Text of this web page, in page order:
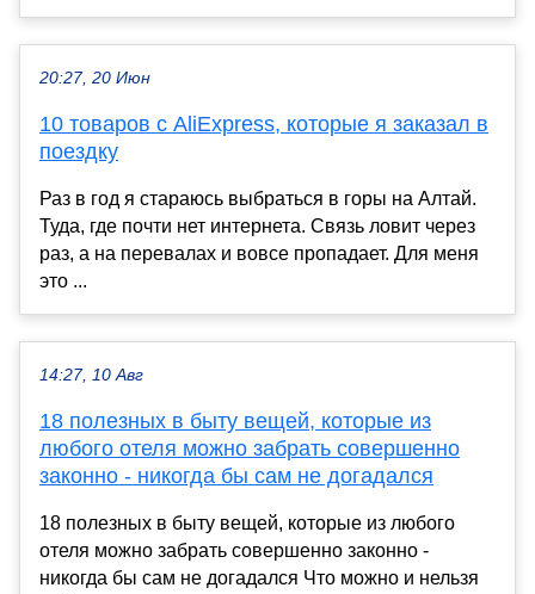
20:27, 20 Июн
10 товаров с AliExpress, которые я заказал в
поездку
Раз в год я стараюсь выбраться в горы на Алтай.
Туда, где почти нет интернета. Связь ловит через
раз, а на перевалах и вовсе пропадает. Для меня
это ...
14:27, 10 Авг
18 полезных в быту вещей, которые из
любого отеля можно забрать совершенно
законно - никогда бы сам не догадался
18 полезных в быту вещей, которые из любого
отеля можно забрать совершенно законно -
никогда бы сам не догадался Что можно и нельзя